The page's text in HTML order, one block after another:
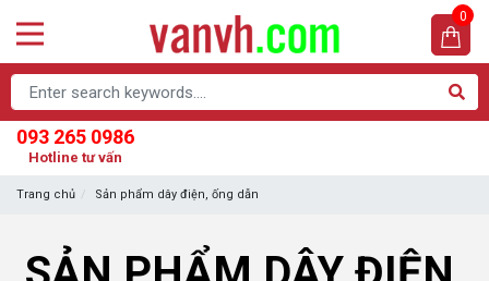
093 265 0986
Hotline tư vấn
0
Trang chủ Sản phẩm dây điện, ống dẫn